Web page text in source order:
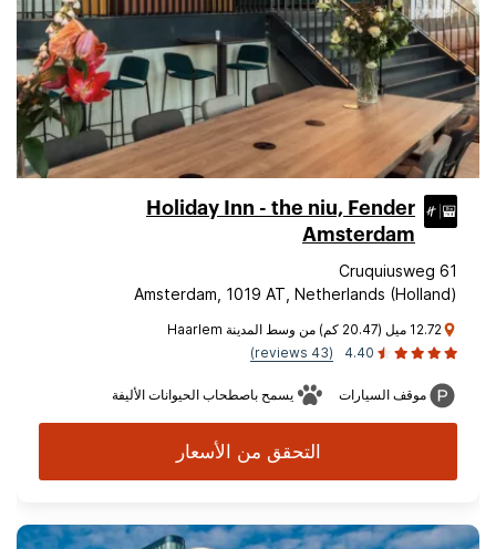
Holiday Inn - the niu, Fender
Amsterdam
Cruquiusweg 61
Amsterdam, 1019 AT, Netherlands (Holland)
12.72 ميل (20.47 كم) من وسط المدينة Haarlem
4.40
(43 reviews)
موقف السيارات يسمح باصطحاب الحيوانات الأليفة
التحقق من الأسعار